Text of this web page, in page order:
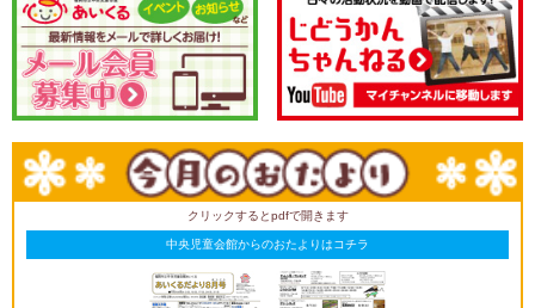
クリックするとpdfで開きます
中央児童会館からのおたよりはコチラ